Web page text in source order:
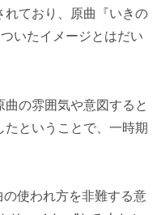
れており、原曲『いきの
いたイメージとはだい
の雰囲気や意図すると
ということで、一時期
使われ方を非難する意